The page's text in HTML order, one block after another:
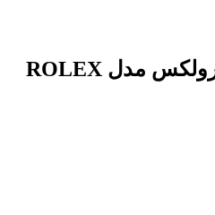
ساعت مچی مردانه رولکس مدل ROLEX